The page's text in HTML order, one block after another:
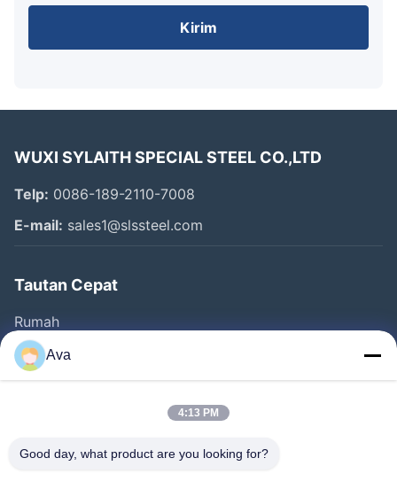
Kirim
WUXI SYLAITH SPECIAL STEEL CO.,LTD
Telp: 0086-189-2110-7008
E-mail: sales1@slssteel.com
Tautan Cepat
Rumah
Produk
Video
Tur Pabrik
Ava
4:13 PM
Good day, what product are you looking for?